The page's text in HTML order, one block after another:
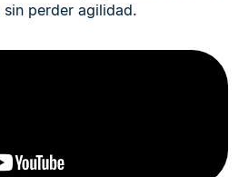
perder agilidad.